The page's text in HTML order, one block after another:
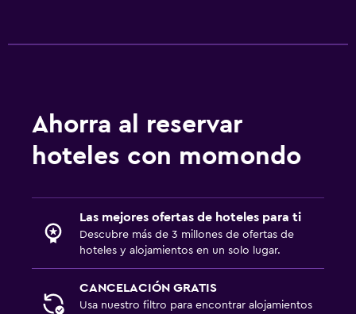
Ahorra al reservar
hoteles con momondo
Las mejores ofertas de hoteles para ti
Descubre más de 3 millones de ofertas de
hoteles y alojamientos en un solo lugar.
CANCELACIÓN GRATIS
Usa nuestro filtro para encontrar alojamientos